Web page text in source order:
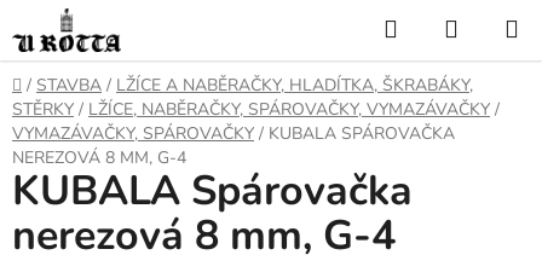
na
obsah
Hledat
KOŠÍK
DOMŮ
/ STAVBA / LŽÍCE A NABĚRAČKY, HLADÍTKA, ŠKRABÁKY,
STĚRKY / LŽÍCE, NABĚRAČKY, SPÁROVAČKY, VYMAZÁVAČKY /
VYMAZÁVAČKY, SPÁROVAČKY / KUBALA SPÁROVAČKA
NEREZOVÁ 8 MM, G-4
KUBALA Spárovačka
nerezová 8 mm, G-4